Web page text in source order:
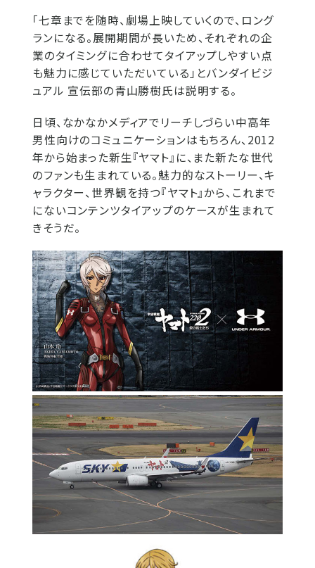
「七章までを随時、劇場上映していくので、ロング
ランになる。展開期間が長いため、それぞれの企
業のタイミングに合わせてタイアップしやすい点
も魅力に感じていただいている」とバンダイビジ
ュアル 宣伝部の青山勝樹氏は説明する。
日頃、なかなかメディアでリーチしづらい中高年
男性向けのコミュニケーションはもちろん、2012
年から始まった新生『ヤマト』に、また新たな世代
のファンも生まれている。魅力的なストーリー、キ
ャラクター、世界観を持つ『ヤマト』から、これまで
にないコンテンツタイアップのケースが生まれて
きそうだ。